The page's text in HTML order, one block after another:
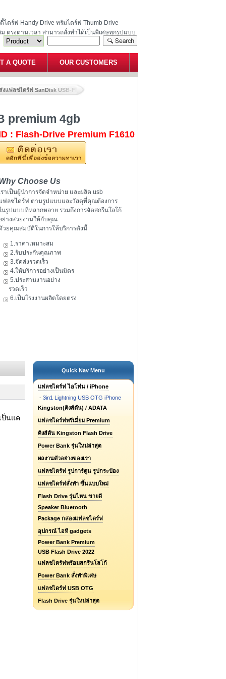
ดร์ฟ Handy Drive ทรัมไดร์ฟ Thumb Drive
ตรงตามเวลา สามารถสั่งทำได้เป็นพิเศษทุกรูปแบบ
A QUOTE OUR CUSTOMERS
งแฟลชไดร์ฟ SanDisk USB-Flash-drive 16GB premium 4gb
premium 4gb
: Flash-Drive Premium F1610
Choose Us
ราเป็นผู้นำการจัดจำหน่าย และผลิต usb
ฟลชไดร์ฟ ตามรูปแบบและวัสดุที่คุณต้องการ
นรูปแบบที่หลากหลาย รวมถึงการจัดสกรีนโลโก้
ย่างสวยงามให้กับคุณ
วยคุณสมบัติในการให้บริการดังนี้
1.ราคาเหมาะสม
2.รับประกันคุณภาพ
3.จัดส่งรวดเร็ว
4.ให้บริการอย่างเป็นมิตร
5.ประสานงานอย่าง
รวดเร็ว
6.เป็นโรงงานผลิตโดยตรง
ป็นแค
Quick Nav Menu
แฟลชไดร์ฟ ไอโฟน / iPhone
- 3in1 Lightning USB OTG iPhone
Kingston(คิงส์ตัน) / ADATA
แฟลชไดร์ฟพรีเมี่ยม Premium
คิงส์ตัน Kingston Flash Drive
Power Bank รุ่นใหม่ล่าสุด
ผลงานตัวอย่างของเรา
แฟลชไดร์ฟ รูปการ์ตูน รูปกระป๋อง
แฟลชไดร์ฟสั่งทำ ขึ้นแบบใหม่
Flash Drive รุ่นไหน ขายดี
Speaker Bluetooth
Package กล่องแฟลชไดร์ฟ
อุปกรณ์ ไอที gadgets
Power Bank Premium
USB Flash Drive 2022
แฟลชไดร์ฟพร้อมสกรีนโลโก้
Power Bank สั่งทำพิเศษ
แฟลชไดร์ฟ USB OTG
Flash Drive รุ่นใหม่ล่าสุด